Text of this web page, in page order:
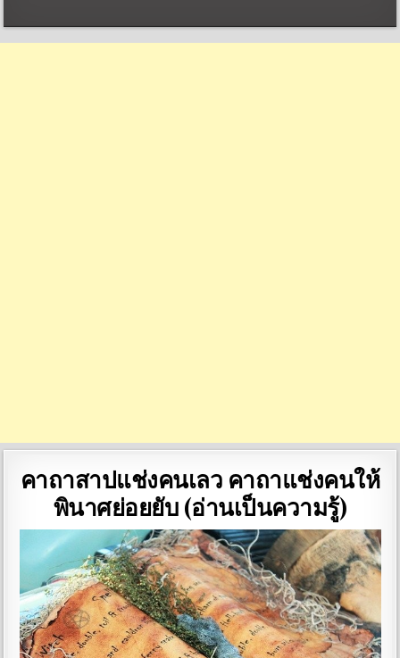
คาถาสาปแช่งคนเลว คาถาแช่งคนให้
พินาศย่อยยับ (อ่านเป็นความรู้)